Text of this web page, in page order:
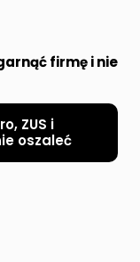
firmę i nie
ZUS i
oszaleć